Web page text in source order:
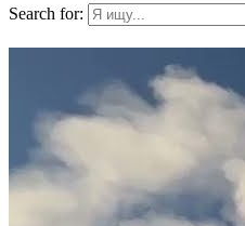
Search for: